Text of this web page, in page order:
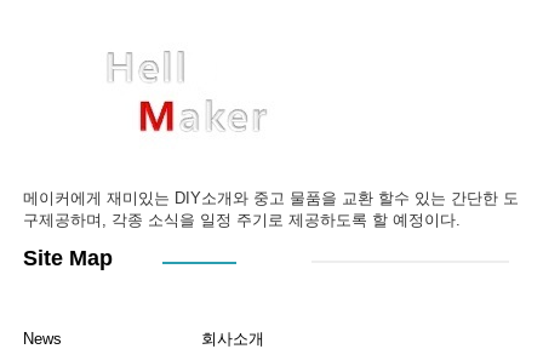
메이커에게 재미있는 DIY소개와 중고 물품을 교환 할수 있는 간단한 도
구제공하며, 각종 소식을 일정 주기로 제공하도록 할 예정이다.
Site Map
News
회사소개